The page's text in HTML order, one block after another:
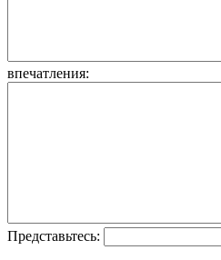
впечатления:
Представьтесь: